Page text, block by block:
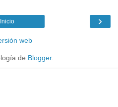
›
Inicio
web
de Blogger.